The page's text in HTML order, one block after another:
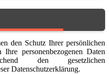
den Schutz Ihrer persönlichen
personenbezogenen Daten
den gesetzlichen
Datenschutzerklärung.